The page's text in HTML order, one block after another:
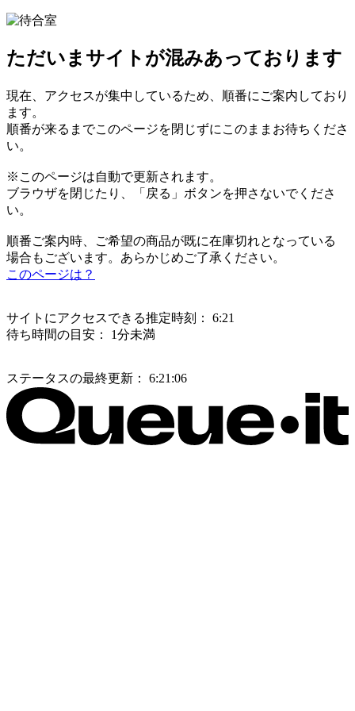
ただいまサイトが混みあっております
現在、アクセスが集中しているため、順番にご案内しており
ます。
順番が来るまでこのページを閉じずにこのままお待ちくださ
い。
※このページは自動で更新されます。
ブラウザを閉じたり、「戻る」ボタンを押さないでくださ
い。
順番ご案内時、ご希望の商品が既に在庫切れとなっている
場合もございます。あらかじめご了承ください。
このページは？
サイトにアクセスできる推定時刻：
6:21
待ち時間の目安：
1分未満
ステータスの最終更新： 6:21:06